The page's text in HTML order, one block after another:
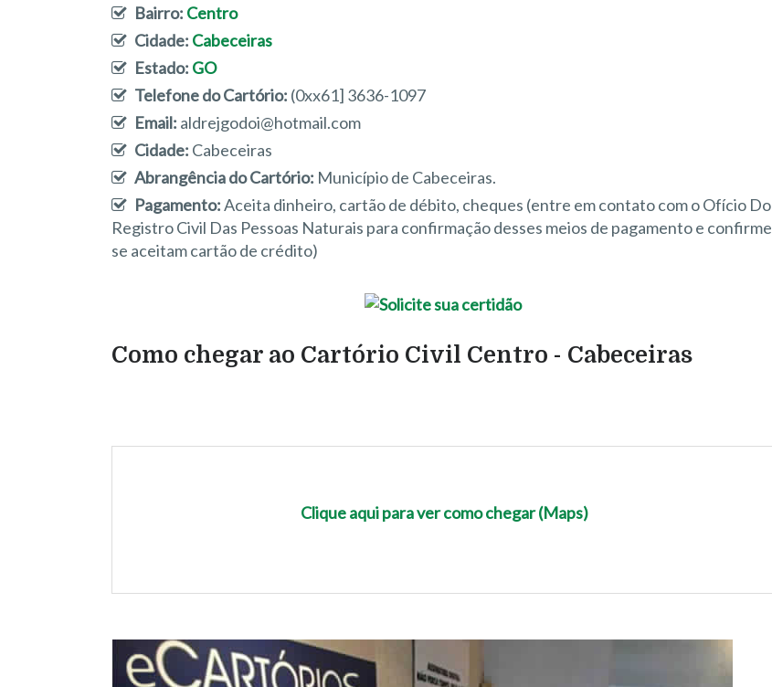
Bairro: Centro
Cidade: Cabeceiras
Estado: GO
Telefone do Cartório: (0xx61] 3636-1097
Email: aldrejgodoi@hotmail.com
Cidade: Cabeceiras
Abrangência do Cartório: Município de Cabeceiras.
Pagamento:Aceita dinheiro, cartão de débito, cheques (entre em contato com o Ofício Do
Registro Civil Das Pessoas Naturais para confirmação desses meios de pagamento e confirme
se aceitam cartão de crédito)
Como chegar ao Cartório Civil Centro - Cabeceiras
Clique aqui para ver como chegar (Maps)